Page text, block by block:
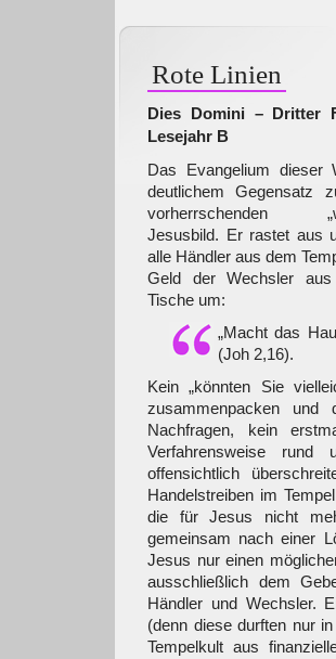
Rote Linien
Dies Domini – Dritter
Lesejahr B
Das Evangelium dieser
deutlichem Gegensatz
vorherrschenden
Jesusbild. Er rastet aus
alle Händler aus dem
Geld der Wechsler
Tische um:
„Macht das
(Joh 2,16).
Kein „könnten Sie
zusammenpacken und
Nachfragen, kein
Verfahrensweise
offensichtlich
Handelstreiben im
die für Jesus nicht
gemeinsam nach einer
Jesus nur einen
ausschließlich dem
Händler und Wechsler.
(denn diese durften nur
Tempelkult aus